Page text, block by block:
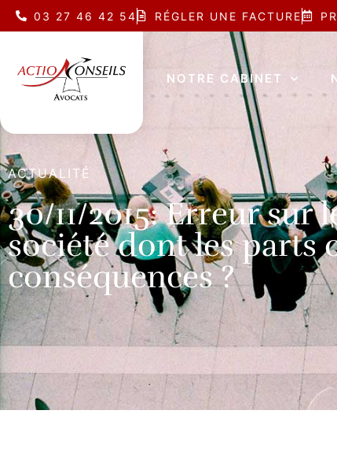
03 27 46 42 54 RÉGLER UNE FACTURE
NOTRE CABINET
ACTUALITÉ
30/11/2015: Erreur sur
société dont les parts
conséquences ?